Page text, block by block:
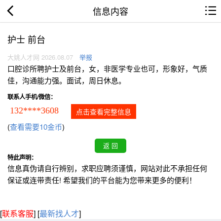
信息内容
护士 前台
大姚人才网 2026.08.07 举报
口腔诊所聘护士及前台，女，非医学专业也可，形象好，气质
佳，沟通能力强。面试，周日休息。
联系人手机/微信：
132****3608 点击查看完整信息
(查看需要10金币)
特此声明：
信息真伪请自行辨别，求职应聘须谨慎，网站对此不承担任何
保证或连带责任! 希望我们的平台能为您带来更多的便利！
[联系客服] [最新找人才]